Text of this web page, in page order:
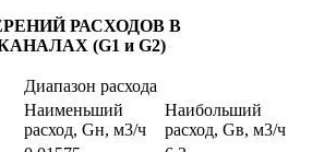
РАСХОДОВ В
(G1 и G2)
Диапазон расхода
Наименьший
расход, Gн, м3/ч
Наибольший
расход, Gв, м3/ч